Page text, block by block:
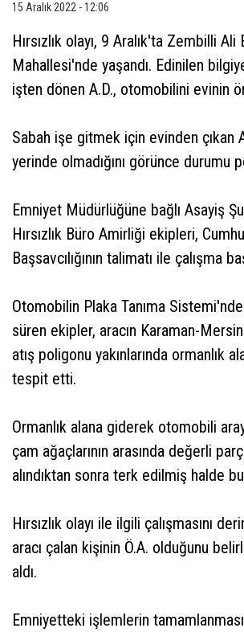
15 Aralık 2022 - 12:06
Hırsızlık olayı, 9 Aralık'ta Zembilli Ali
Mahallesi'nde yaşandı. Edinilen
işten dönen A.D., otomobilini evinin
Sabah işe gitmek için evinden çıkan
yerinde olmadığını görünce durumu
Emniyet Müdürlüğüne bağlı Asayiş
Hırsızlık Büro Amirliği ekipleri,
Başsavcılığının talimatı ile çalışma
Otomobilin Plaka Tanıma
süren ekipler, aracın Karaman-
atış poligonu yakınlarında ormanlık
tespit etti.
Ormanlık alana giderek otomobili
çam ağaçlarının arasında değerli
alındıktan sonra terk edilmiş halde
Hırsızlık olayı ile ilgili çalışmasını
aracı çalan kişinin Ö.A. olduğunu
aldı.
Emniyetteki işlemlerin